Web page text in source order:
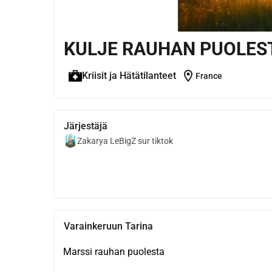
KULJE RAUHAN
Kriisit ja Hätätilanteet location_on France
Järjestäjä
Zakarya LeBigZ sur tiktok
Varainkeruun Tarina
Marssi rauhan puolesta